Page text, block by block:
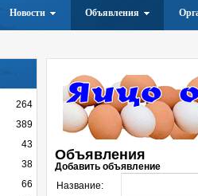
Новости Объявления
Объявления
Добавить объявление
Название:
264
389
43
38
66